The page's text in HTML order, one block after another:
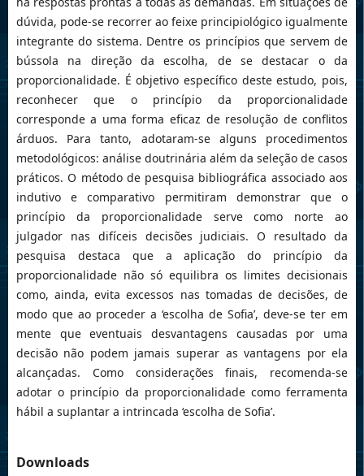
dúvida, pode-se recorrer ao feixe principiológico igualmente
integrante do sistema. Dentre os princípios que servem de
bússola na direção da escolha, de se destacar o da
proporcionalidade. É objetivo específico deste estudo, pois,
reconhecer que o princípio da proporcionalidade
corresponde a uma forma eficaz de resolução de conflitos
árduos. Para tanto, adotaram-se alguns procedimentos
metodológicos: análise doutrinária além da seleção de casos
práticos. O método de pesquisa bibliográfica associado aos
indutivo e comparativo permitiram demonstrar que o
princípio da proporcionalidade serve como norte ao
julgador nas difíceis decisões judiciais. O resultado da
pesquisa destaca que a aplicação do princípio da
proporcionalidade não só equilibra os limites decisionais
como, ainda, evita excessos nas tomadas de decisões, de
modo que ao proceder a ‘escolha de Sofia’, deve-se ter em
mente que eventuais desvantagens causadas por uma
decisão não podem jamais superar as vantagens por ela
alcançadas. Como considerações finais, recomenda-se
adotar o princípio da proporcionalidade como ferramenta
hábil a suplantar a intrincada ‘escolha de Sofia’.
Downloads